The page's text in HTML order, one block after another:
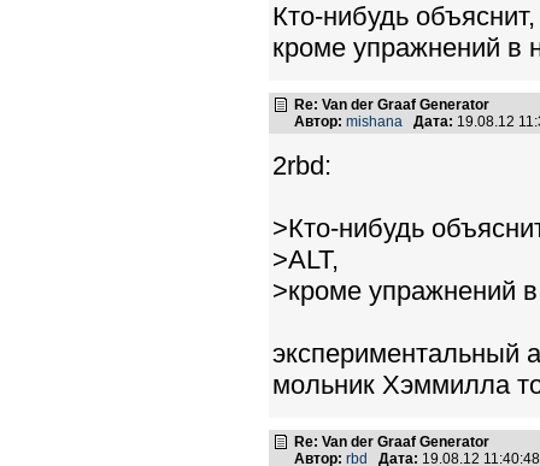
Кто-нибудь
кроме упражнений в
Re: Van der Graaf Generator
Автор: mishana Дата: 19.08.12
2rbd:
>Кто-нибудь
>ALT,
>кроме упражнений
экспериментальный
мольник Хэммилла
Re: Van der Graaf Generator
Автор: rbd Дата: 19.08.12